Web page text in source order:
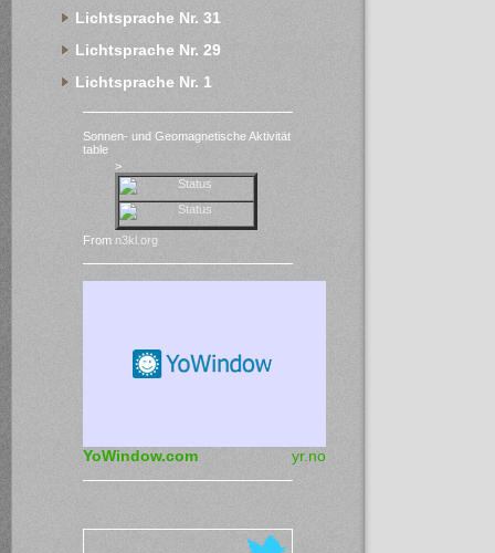
Lichtsprache Nr. 31
Lichtsprache Nr. 29
Lichtsprache Nr. 1
Sonnen- und Geomagnetische Aktivität
table
>
From n3kl.org
YoWindow.com yr.no